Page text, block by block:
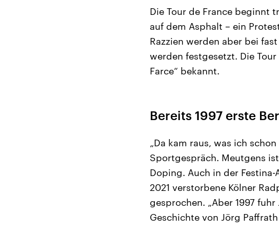
Die Tour de France beginnt
auf dem Asphalt – ein
Razzien werden aber bei
werden festgesetzt. Die
Farce“ bekannt.
Bereits 1997 erste
„Da kam raus, was ich
Sportgespräch. Meutgens
Doping. Auch in der
2021 verstorbene Kölner
gesprochen. „Aber 1997
Geschichte von Jörg